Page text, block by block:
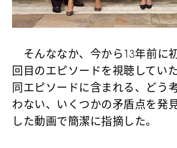
そんななか、今から13年前に
回目のエピソードを視聴してい
同エピソードに含まれる、どう
わない、いくつかの矛盾点を発
した動画で簡潔に指摘した。